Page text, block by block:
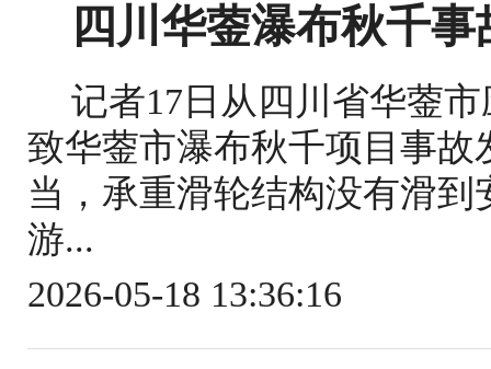
四川华蓥瀑布秋千
记者17日从四川省华蓥
致华蓥市瀑布秋千项目事
当，承重滑轮结构没有滑
游...
2026-05-18 13:36:16